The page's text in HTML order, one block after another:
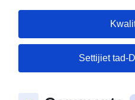
Settijiet tad-